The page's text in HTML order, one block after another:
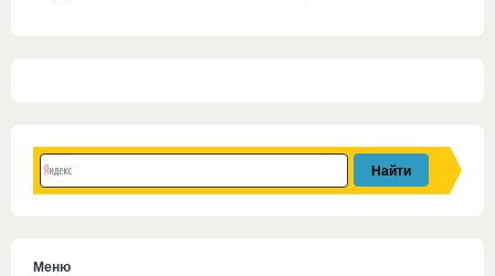
Меню